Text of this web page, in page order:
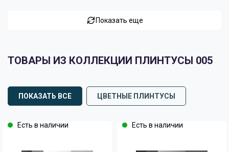
Показать еще
ТОВАРЫ ИЗ КОЛЛЕКЦИИ ПЛИНТУСЫ 005
ПОКАЗАТЬ ВСЕ ЦВЕТНЫЕ ПЛИНТУСЫ
Есть в наличии Есть в наличии